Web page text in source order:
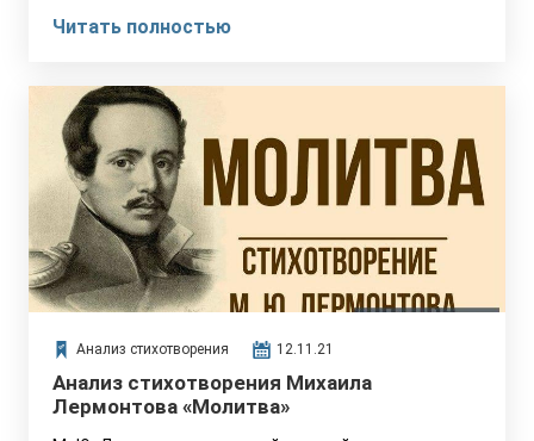
Читать полностью
Анализ стихотворения 12.11.21
Анализ стихотворения Михаила
Лермонтова «Молитва»